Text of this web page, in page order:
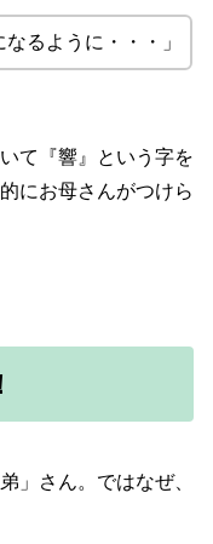
るように・・・」
て『響』という字を
にお母さんがつけら
」さん。ではなぜ、